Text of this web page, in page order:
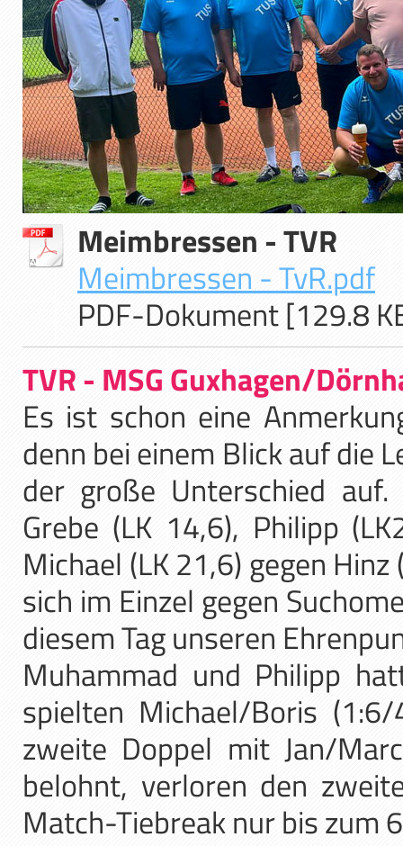
Meimbressen - TVR
Meimbressen - TvR.pdf
PDF-Dokument [129.8
TVR - MSG Guxhagen/
Es ist schon eine
denn bei einem Blick auf die
der große Unterschied auf.
Grebe (LK 14,6), Philipp
Michael (LK 21,6) gegen
sich im Einzel gegen
diesem Tag unseren
Muhammad und Philipp
spielten Michael/Boris
zweite Doppel mit Jan/
belohnt, verloren den
Match-Tiebreak nur bis zum